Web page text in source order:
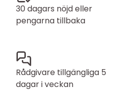
30 dagars nöjd eller
pengarna tillbaka
Rådgivare tillgängliga 5
dagar i veckan